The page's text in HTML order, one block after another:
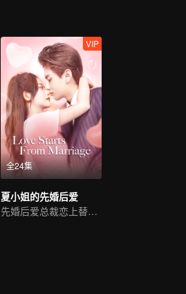
全24集
VIP
夏小姐的先婚后爱
先婚后爱总裁恋上替嫁女